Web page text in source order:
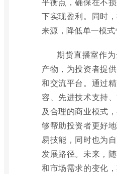
下实现盈利。同时
来源，降低单一模式
期货直播室作
产物，为投资者提
和交流平台。通过
容、先进技术支持
及合理的商业模式
够帮助投资者更好
易技能，同时也为
发展路径。未来，
和市场需求的变化